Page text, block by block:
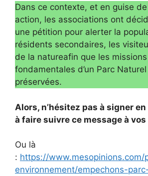
Dans ce contexte, et en guise
action, les associations ont
une pétition pour alerter la
résidents secondaires, les
de la natureafin que les missions
fondamentales d’un Parc
préservées.
Alors, n’hésitez pas à signer
à faire suivre ce message à vos
Ou là
: https://
environnement/empechons-